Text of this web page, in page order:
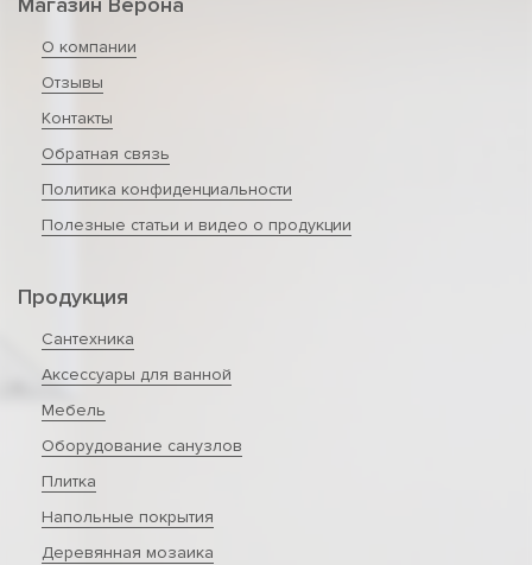
О компании
Отзывы
Контакты
Обратная связь
Политика конфиденциальности
Полезные статьи и видео о продукции
Продукция
Сантехника
Аксессуары для ванной
Мебель
Оборудование санузлов
Плитка
Напольные покрытия
Деревянная мозаика